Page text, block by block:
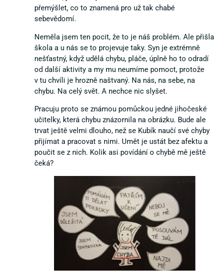
přemýšlet, co to znamená pro už tak chabé
sebevědomí.
Neměla jsem ten pocit, že to je náš problém. Ale přišla
škola a u nás se to projevuje taky. Syn je extrémně
nešťastný, když udělá chybu, pláče, úplně ho to odradí
od další aktivity a my mu neumíme pomoct, protože
v tu chvíli je hrozně naštvaný. Na nás, na sebe, na
chybu. Na celý svět. A nechce nic slyšet.
Pracuju proto se známou pomůckou jedné jihočeské
učitelky, která chybu znázornila na obrázku. Bude ale
trvat ještě velmi dlouho, než se Kubík naučí své chyby
přijímat a pracovat s nimi. Umět je ustát bez afektu a
poučit se z nich. Kolik asi povídání o chybě mě ještě
čeká?